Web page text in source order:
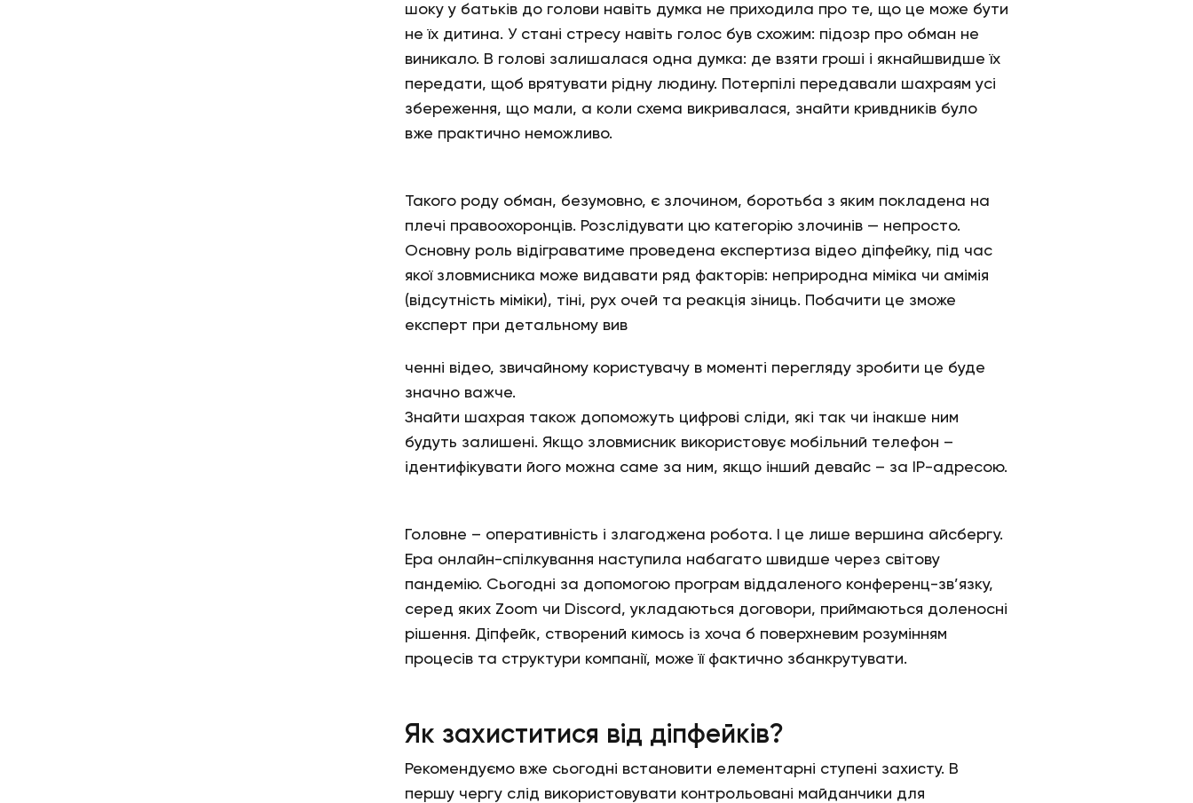
шоку у батьків до голови навіть думка не приходила про те, що це може бути
не їх дитина. У стані стресу навіть голос був схожим: підозр про обман не
виникало. В голові залишалася одна думка: де взяти гроші і якнайшвидше їх
передати, щоб врятувати рідну людину. Потерпілі передавали шахраям усі
збереження, що мали, а коли схема викривалася, знайти кривдників було
вже практично неможливо.
Такого роду обман, безумовно, є злочином, боротьба з яким покладена на
плечі правоохоронців. Розслідувати цю категорію злочинів — непросто.
Основну роль відіграватиме проведена експертиза відео діпфейку, під час
якої зловмисника може видавати ряд факторів: неприродна міміка чи амімія
(відсутність міміки), тіні, рух очей та реакція зіниць. Побачити це зможе
експерт при детальному вив
ченні відео, звичайному користувачу в моменті перегляду зробити це буде
значно важче.
Знайти шахрая також допоможуть цифрові сліди, які так чи інакше ним
будуть залишені. Якщо зловмисник використовує мобільний телефон –
ідентифікувати його можна саме за ним, якщо інший девайс – за IP-адресою.
Головне – оперативність і злагоджена робота. І це лише вершина айсбергу.
Ера онлайн-спілкування наступила набагато швидше через світову
пандемію. Сьогодні за допомогою програм віддаленого конференц-зв’язку,
серед яких Zoom чи Discord, укладаються договори, приймаються доленосні
рішення. Діпфейк, створений кимось із хоча б поверхневим розумінням
процесів та структури компанії, може її фактично збанкрутувати.
Як захиститися від діпфейків?
Рекомендуємо вже сьогодні встановити елементарні ступені захисту. В
першу чергу слід використовувати контрольовані майданчики для